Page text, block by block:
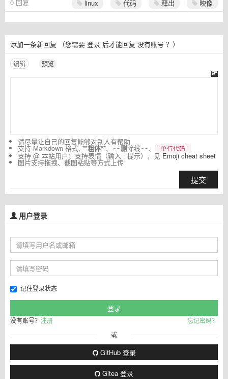
linux 代码 释出 映像
0 回复
添加一条新回复 （您需要 登录 后才能回复 没有账号 ？）
编辑 预览
请尽量让自己的回复能够对别人有帮助
支持 Markdown 格式,**粗体**、~~删除线~~、 `单行代码`
支持 @ 本站用户；支持表情（输入 : 提示），见 Emoji cheat sheet
图片支持拖拽、截图粘贴等方式上传
提交
用户登录
记住登录状态
没有账号？ 注册
忘记密码？
或
GitHub 登录
Gitea 登录